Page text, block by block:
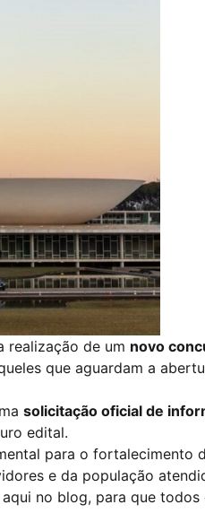
realização de um novo
que aguardam a
solicitação oficial de
edital.
para o fortalecimento
e da população
no blog, para que